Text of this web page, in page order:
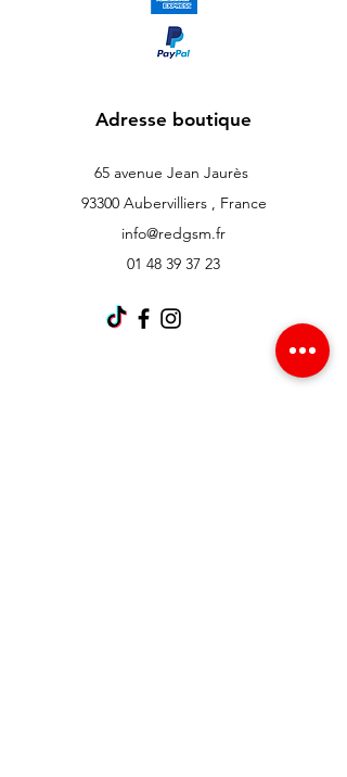
Adresse boutique
65 avenue Jean Jaurès
93300 Aubervilliers , France
info@redgsm.fr
01 48 39 37 23